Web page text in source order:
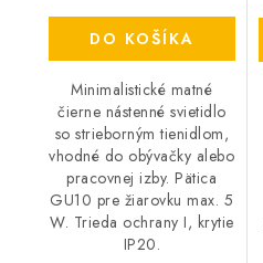
DO KOŠÍKA
Minimalistické matné
čierne nástenné svietidlo
so strieborným tienidlom,
vhodné do obývačky alebo
pracovnej izby. Pätica
GU10 pre žiarovku max. 5
W. Trieda ochrany I, krytie
IP20.